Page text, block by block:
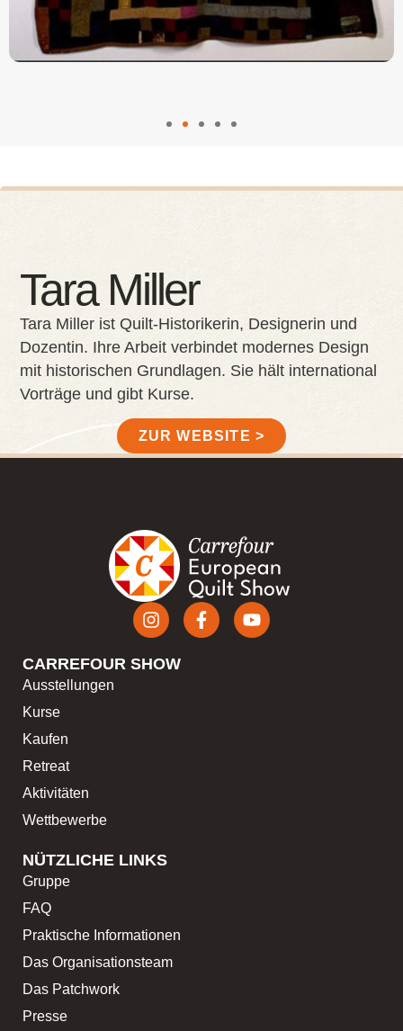
Tara Miller
Tara Miller ist Quilt-Historikerin, Designerin und
Dozentin. Ihre Arbeit verbindet modernes Design
mit historischen Grundlagen. Sie hält international
Vorträge und gibt Kurse.
ZUR WEBSITE >
CARREFOUR SHOW
Ausstellungen
Kurse
Kaufen
Retreat
Aktivitäten
Wettbewerbe
NÜTZLICHE LINKS
Gruppe
FAQ
Praktische Informationen
Das Organisationsteam
Das Patchwork
Presse